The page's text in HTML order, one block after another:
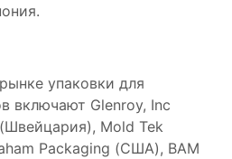
упаковки для
включают Glenroy, Inc
Mold Tek
Packaging (США), BAM